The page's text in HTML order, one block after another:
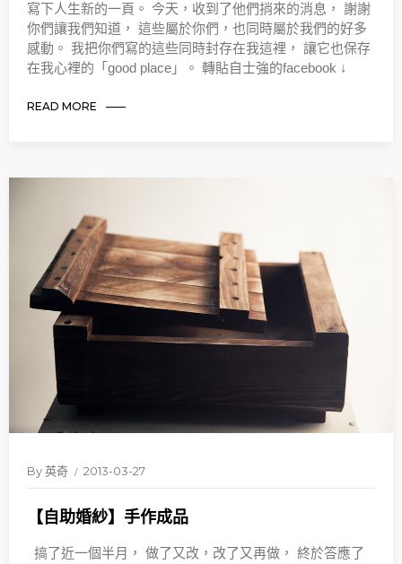
寫下人生新的一頁。 今天，收到了他們捎來的消息， 謝謝
你們讓我們知道， 這些屬於你們，也同時屬於我們的好多
感動。 我把你們寫的這些同時封存在我這裡， 讓它也保存
在我心裡的「good place」。 轉貼自士強的facebook ↓
READ MORE
By英奇 2013-03-27
【自助婚紗】手作成品
搞了近一個半月， 做了又改，改了又再做， 終於答應了